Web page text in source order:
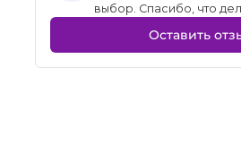
выбор. Спасибо, что
Оставить